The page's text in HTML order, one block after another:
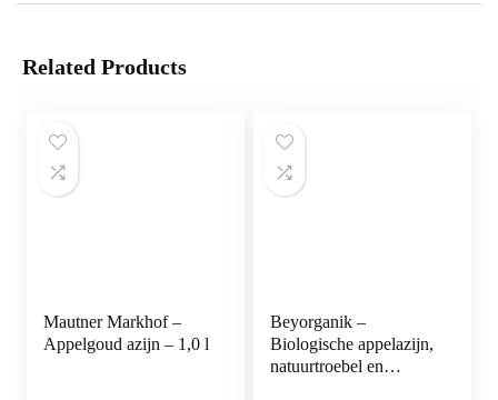
Related Products
Mautner Markhof –
Appelgoud azijn – 1,0 l
Beyorganik –
Biologische appelazijn,
natuurtroebel en